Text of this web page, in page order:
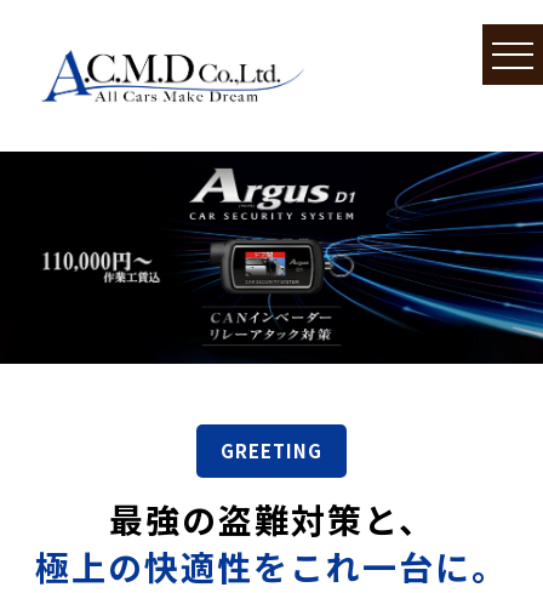
GREETING
最強の盗難対策と、
極上の快適性をこれ一台に。